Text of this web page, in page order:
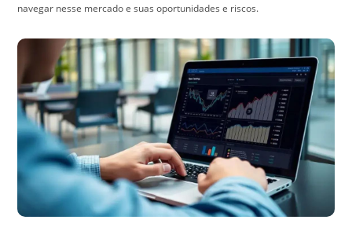
navegar nesse mercado e suas oportunidades e riscos.